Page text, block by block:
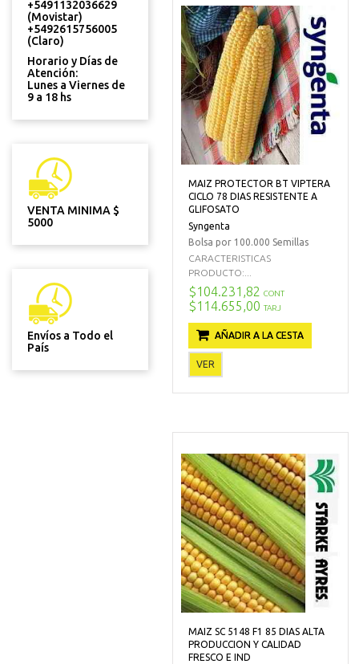
+5491132036629
(Movistar)
+5492615756005
(Claro)
Horario y Días de
Atención:
Lunes a Viernes de
9 a 18 hs
VENTA MINIMA $
5000
Envíos a Todo el
País
MAIZ PROTECTOR BT VIPTERA
CICLO 78 DIAS RESISTENTE A
GLIFOSATO
Syngenta
Bolsa por 100.000 Semillas
CARACTERISTICAS
PRODUCTO:...
$104.231,82 CONT
$114.655,00 TARJ
AÑADIR A LA CESTA
VER
MAIZ SC 5148 F1 85 DIAS ALTA
PRODUCCION Y CALIDAD
FRESCO E IND